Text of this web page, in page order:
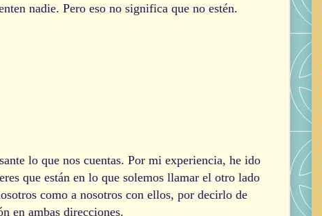
nadie. Pero eso no significa que no estén.
lo que nos cuentas. Por mi experiencia, he ido
que están en lo que solemos llamar el otro lado
como a nosotros con ellos, por decirlo de
en ambas direcciones.